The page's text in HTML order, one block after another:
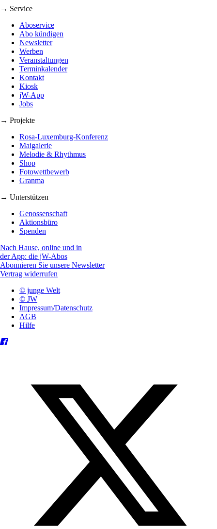
→ Service
Aboservice
Abo kündigen
Newsletter
Werben
Veranstaltungen
Terminkalender
Kontakt
Kiosk
jW-App
Jobs
→ Projekte
Rosa-Luxemburg-Konferenz
Maigalerie
Melodie & Rhythmus
Shop
Fotowettbewerb
Granma
→ Unterstützen
Genossenschaft
Aktionsbüro
Spenden
Nach Hause, online und in
der App: die jW-Abos
Abonnieren Sie unsere Newsletter
Vertrag widerrufen
© junge Welt
© JW
Impressum/Datenschutz
AGB
Hilfe